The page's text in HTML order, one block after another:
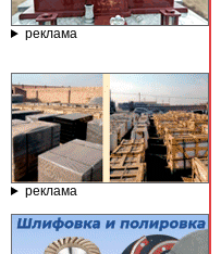
реклама
реклама